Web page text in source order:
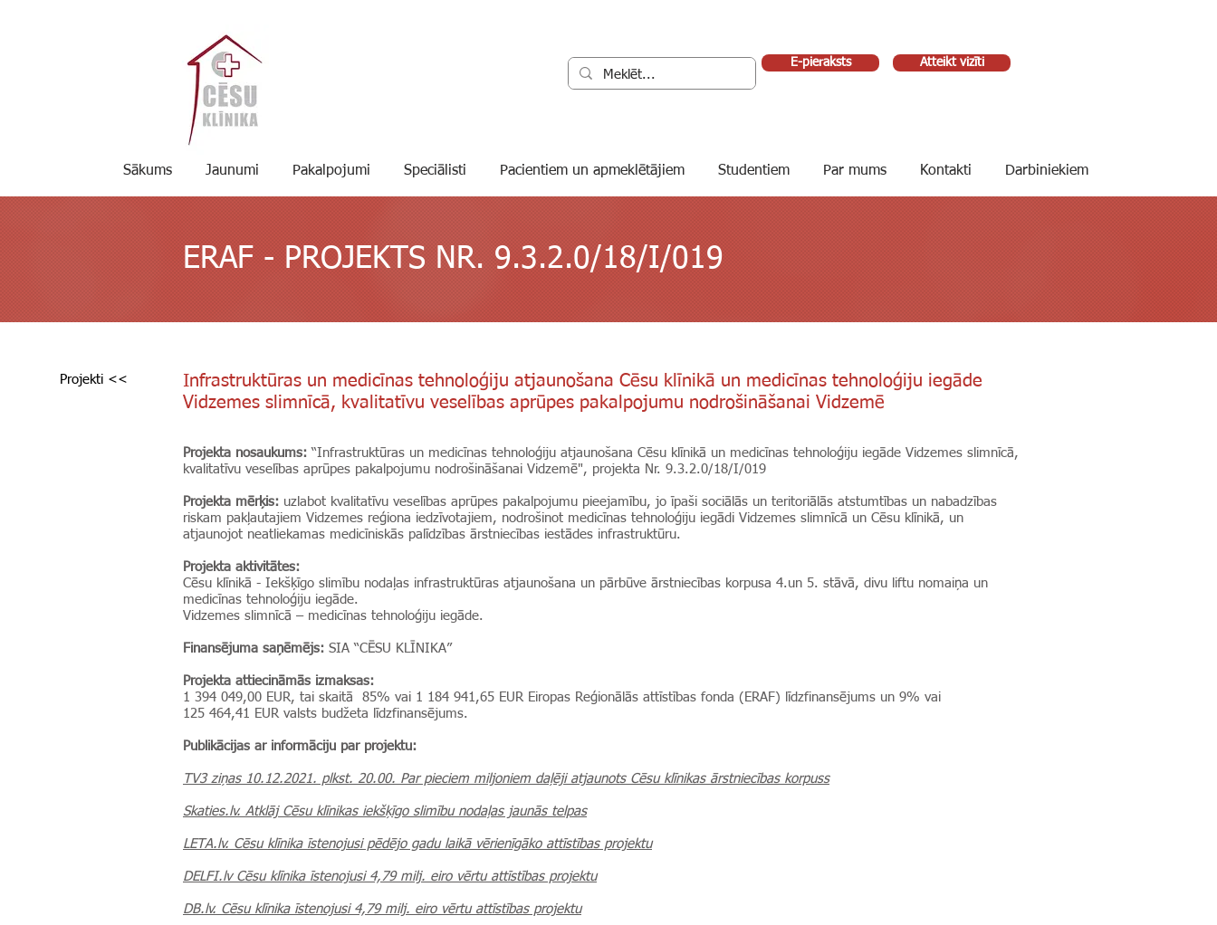
E-pieraksts Atteikt vizīti
Sākums Jaunumi Pakalpojumi Speciālisti Pacientiem un apmeklētājiem Studentiem Par mums Kontakti Darbiniekiem
ERAF - PROJEKTS NR. 9.3.2.0/18/I/019
Projekti <<
Infrastruktūras un medicīnas tehnoloģiju atjaunošana Cēsu klīnikā un medicīnas tehnoloģiju iegāde
Vidzemes slimnīcā, kvalitatīvu veselības aprūpes pakalpojumu nodrošināšanai Vidzemē
Projekta nosaukums: “Infrastruktūras un medicīnas tehnoloģiju atjaunošana Cēsu klīnikā un medicīnas tehnoloģiju iegāde Vidzemes slimnīcā,
kvalitatīvu veselības aprūpes pakalpojumu nodrošināšanai Vidzemē", projekta Nr. 9.3.2.0/18/I/019
Projekta mērķis: uzlabot kvalitatīvu veselības aprūpes pakalpojumu pieejamību, jo īpaši sociālās un teritoriālās atstumtības un nabadzības
riskam pakļautajiem Vidzemes reģiona iedzīvotajiem, nodrošinot medicīnas tehnoloģiju iegādi Vidzemes slimnīcā un Cēsu klīnikā, un
atjaunojot neatliekamas medicīniskās palīdzības ārstniecības iestādes infrastruktūru.
Projekta aktivitātes:
Cēsu klīnikā - Iekšķīgo slimību nodaļas infrastruktūras atjaunošana un pārbūve ārstniecības korpusa 4.un 5. stāvā, divu liftu nomaiņa un
medicīnas tehnoloģiju iegāde.
Vidzemes slimnīcā – medicīnas tehnoloģiju iegāde.
Finansējuma saņēmējs: SIA “CĒSU KLĪNIKA”
Projekta attiecināmās izmaksas:
1 394 049,00 EUR, tai skaitā 85% vai 1 184 941,65 EUR Eiropas Reģionālās attīstības fonda (ERAF) līdzfinansējums un 9% vai
125 464,41 EUR valsts budžeta līdzfinansējums.
Publikācijas ar informāciju par projektu:
TV3 ziņas 10.12.2021. plkst. 20.00. Par pieciem miljoniem daļēji atjaunots Cēsu klīnikas ārstniecības korpuss
Skaties.lv. Atklāj Cēsu klīnikas iekšķīgo slimību nodaļas jaunās telpas
LETA.lv. Cēsu klīnika īstenojusi pēdējo gadu laikā vērienīgāko attīstības projektu
DELFI.lv Cēsu klīnika īstenojusi 4,79 milj. eiro vērtu attīstības projektu
DB.lv. Cēsu klīnika īstenojusi 4,79 milj. eiro vērtu attīstības projektu